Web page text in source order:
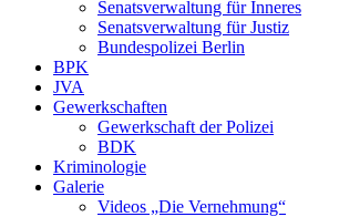
Senatsverwaltung für Inneres
Senatsverwaltung für Justiz
Bundespolizei Berlin
BPK
JVA
Gewerkschaften
Gewerkschaft der Polizei
BDK
Kriminologie
Galerie
Videos „Die Vernehmung“